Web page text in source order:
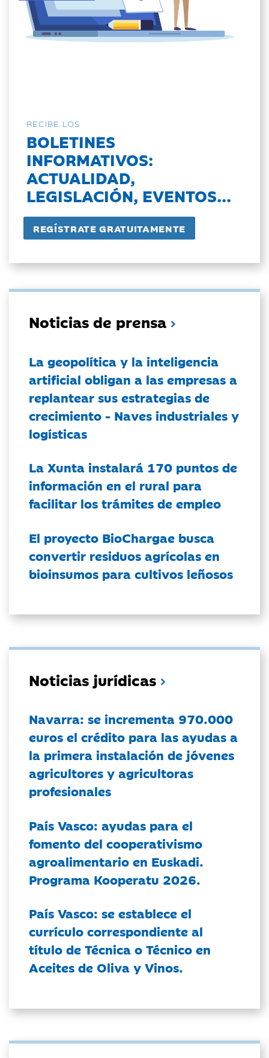
RECIBE LOS
BOLETINES
INFORMATIVOS:
ACTUALIDAD,
LEGISLACIÓN, EVENTOS...
Noticias de prensa
La geopolítica y la inteligencia
artificial obligan a las empresas a
replantear sus estrategias de
crecimiento - Naves industriales y
logísticas
La Xunta instalará 170 puntos de
información en el rural para
facilitar los trámites de empleo
El proyecto BioChargae busca
convertir residuos agrícolas en
bioinsumos para cultivos leñosos
Noticias jurídicas
Navarra: se incrementa 970.000
euros el crédito para las ayudas a
la primera instalación de jóvenes
agricultores y agricultoras
profesionales
País Vasco: ayudas para el
fomento del cooperativismo
agroalimentario en Euskadi.
Programa Kooperatu 2026.
País Vasco: se establece el
currículo correspondiente al
título de Técnica o Técnico en
Aceites de Oliva y Vinos.